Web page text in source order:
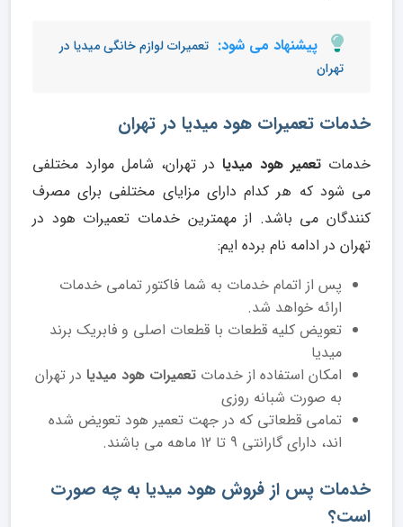
پیشنهاد می شود: تعمیرات لوازم خانگی میدیا در
تهران
خدمات تعمیرات هود میدیا در تهران
خدمات تعمیر هود میدیا در تهران، شامل موارد مختلفی
می شود که هر کدام دارای مزایای مختلفی برای مصرف
کنندگان می باشد. از مهمترین خدمات تعمیرات هود در
تهران در ادامه نام برده ایم:
پس از اتمام خدمات به شما فاکتور تمامی خدمات
ارائه خواهد شد.
تعویض کلیه قطعات با قطعات اصلی و فابریک برند
میدیا
امکان استفاده از خدمات تعمیرات هود میدیا در تهران
به صورت شبانه روزی
تمامی قطعاتی که در جهت تعمیر هود تعویض شده
اند، دارای گارانتی 9 تا 12 ماهه می باشند.
خدمات پس از فروش هود میدیا به چه صورت
است؟